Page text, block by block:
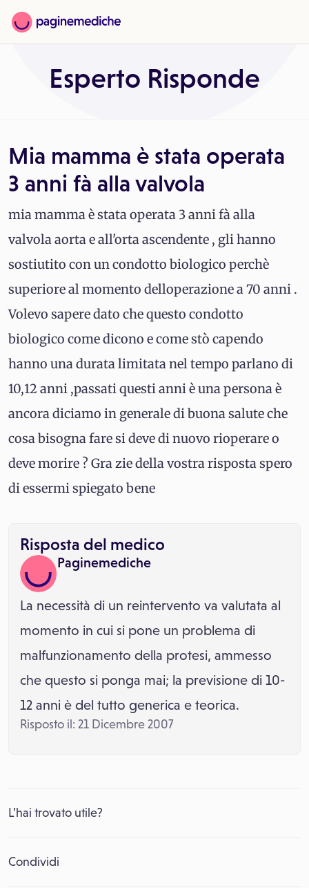
Esperto Risponde
Mia mamma è stata operata
3 anni fà alla valvola
mia mamma è stata operata 3 anni fà alla
valvola aorta e all'orta ascendente , gli hanno
sostiutito con un condotto biologico perchè
superiore al momento delloperazione a 70 anni .
Volevo sapere dato che questo condotto
biologico come dicono e come stò capendo
hanno una durata limitata nel tempo parlano di
10,12 anni ,passati questi anni è una persona è
ancora diciamo in generale di buona salute che
cosa bisogna fare si deve di nuovo rioperare o
deve morire ? Gra zie della vostra risposta spero
di essermi spiegato bene
Risposta del medico
Paginemediche
La necessità di un reintervento va valutata al
momento in cui si pone un problema di
malfunzionamento della protesi, ammesso
che questo si ponga mai; la previsione di 10-
12 anni è del tutto generica e teorica.
Risposto il: 21 Dicembre 2007
L’hai trovato utile?
Condividi